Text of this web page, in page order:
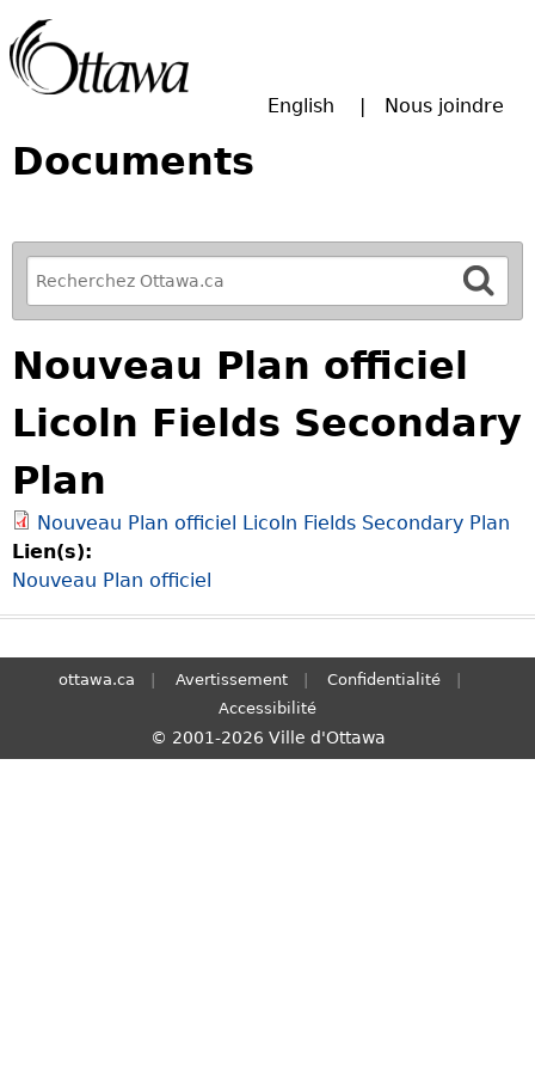
English Nous joindre
Documents
R
e
f
i
n
e
y
o
r
S
e
a
Nouveau Plan officiel
Licoln Fields Secondary
Plan
Nouveau Plan officiel Licoln Fields Secondary Plan
Lien(s):
Nouveau Plan officiel
ottawa.ca Avertissement
Confidentialité
Accessibilité
© 2001-2026 Ville d'Ottawa